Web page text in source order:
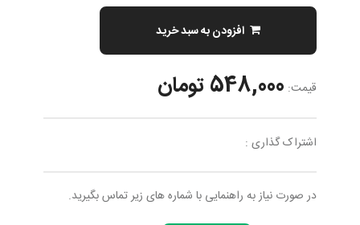
افزودن به سبد خرید
قیمت: 548,000 تومان
اشتراک گذاری :
در صورت نیاز به راهنمایی با شماره های زیر تماس بگیرید.